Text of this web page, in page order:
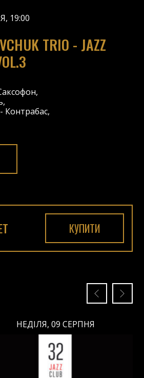
19:00
TRIO - JAZZ
,
,
- Контрабас,
КУПИТИ
09 СЕРПНЯ